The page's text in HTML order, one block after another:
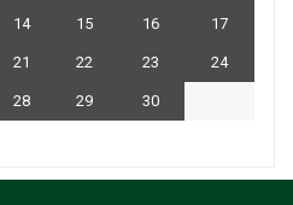
14 15 16 17
21 22 23 24
28 29
30